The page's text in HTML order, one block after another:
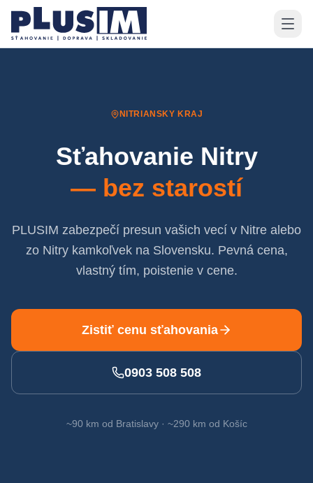
NITRIANSKY KRAJ
Sťahovanie Nitry
— bez starostí
PLUSIM zabezpečí presun vašich vecí v Nitre alebo
zo Nitry kamkoľvek na Slovensku. Pevná cena,
vlastný tím, poistenie v cene.
Zistiť cenu sťahovania
0903 508 508
~90 km od Bratislavy · ~290 km od Košíc